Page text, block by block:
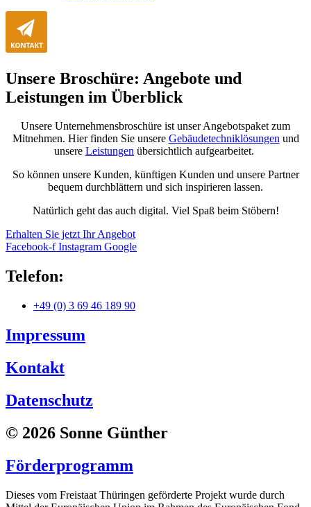
Unsere Broschüre: Angebote und
Leistungen im Überblick
Unsere Unternehmensbroschüre ist unser Angebotspaket zum
Mitnehmen. Hier finden Sie unsere Gebäudetechniklösungenund
unsere Leistungen übersichtlich aufgearbeitet.
So können unsere Kunden, künftigen Kunden und unsere Partner
bequem durchblättern und sich inspirieren lassen.
Natürlich geht das auch digital. Viel Spaß beim Stöbern!
Erhalten Sie jetzt Ihr Angebot
Facebook-f Instagram Google
Telefon:
+49 (0) 3 69 46 189 90
Impressum
Kontakt
Datenschutz
© 2026 Sonne Günther
Förderprogramm
Dieses vom Freistaat Thüringen geförderte Projekt wurde durch